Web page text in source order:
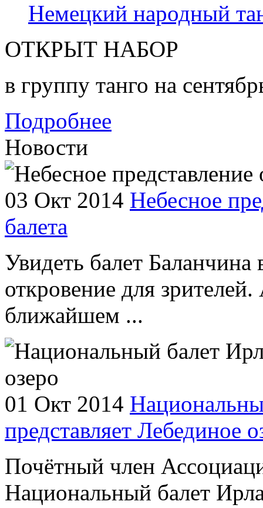
Немецкий народный
ОТКРЫТ НАБОР
в группу танго на
Подробнее
Новости
03 Окт 2014 Небесное
балета
Увидеть балет
откровение для
ближайшем ...
01 Окт 2014
представляет Лебединое
Почётный член
Национальный балет